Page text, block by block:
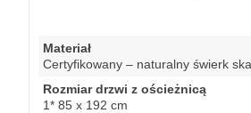
Materiał
Certyfikowany – naturalny świerk
Rozmiar drzwi z ościeżnicą
1* 85 x 192 cm